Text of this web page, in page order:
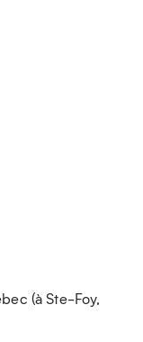
(à Ste-Foy,